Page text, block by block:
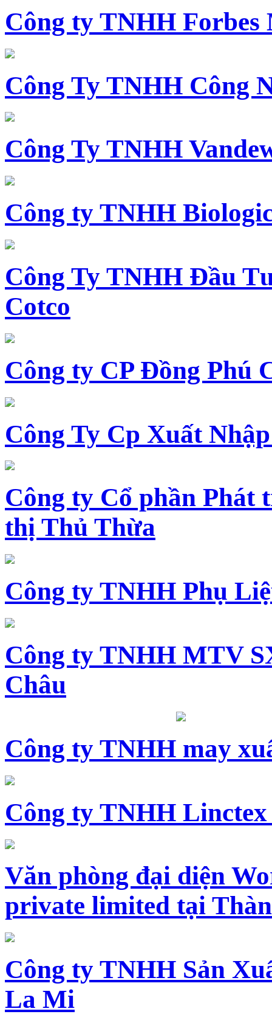
Công ty TNHH
Công Ty TNHH Công
Công Ty TNHH
Công ty TNHH
Công Ty TNHH Đầu
Cotco
Công ty CP Đồng Phú
Công Ty Cp Xuất
Công ty Cổ phần Phát
thị Thủ Thừa
Công ty TNHH Phụ
Công ty TNHH MTV
Châu
Công ty TNHH may
Công ty TNHH Linctex
Văn phòng đại diện
private limited tại
Công ty TNHH Sản
La Mi